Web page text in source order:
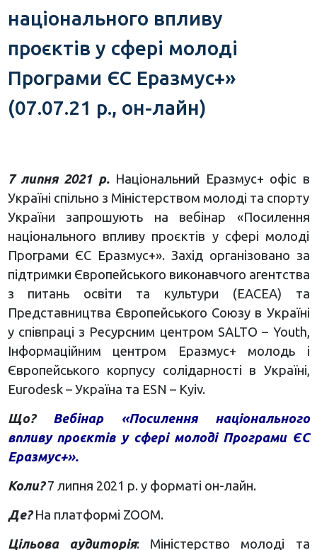
національного впливу
проєктів у сфері молоді
Програми ЄС Еразмус+»
(07.07.21 р., он-лайн)
7 липня 2021 р. Національний Еразмус+ офіс в
Україні спільно з Міністерством молоді та спорту
України запрошують на вебінар «Посилення
національного впливу проєктів у сфері молоді
Програми ЄС Еразмус+». Захід організовано за
підтримки Європейського виконавчого агентства
з питань освіти та культури (ЕАСЕА) та
Представництва Європейського Союзу в Україні
у співпраці з Ресурсним центром SALTO – Youth,
Інформаційним центром Еразмус+ молодь і
Європейського корпусу солідарності в Україні,
Eurodesk – Україна та ESN – Kyiv.
Що? Вебінар «Посилення національного
впливу проєктів у сфері молоді Програми ЄС
Еразмус+».
Коли? 7 липня 2021 р. у форматі он-лайн.
Де?На платформі ZOOM.
Цільова аудиторія: Міністерство молоді та